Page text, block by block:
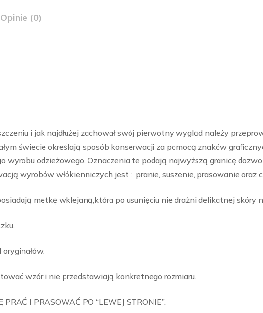
Opinie (0)
i jak najdłużej zachował swój pierwotny wygląd należy
świecie określają sposób konserwacji za pomocą znaków
odzieżowego. Oznaczenia te podają najwyższą granicę
wyrobów włókienniczych jest : pranie, suszenie, prasowanie oraz
metkę wklejaną,która po usunięciu nie drażni delikatnej skóry
wzór i nie przedstawiają konkretnego rozmiaru.
I PRASOWAĆ PO “LEWEJ STRONIE”.